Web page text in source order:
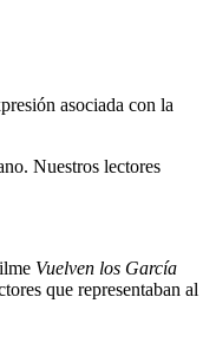
asociada con la
Nuestros lectores
Vuelven los García
que representaban al